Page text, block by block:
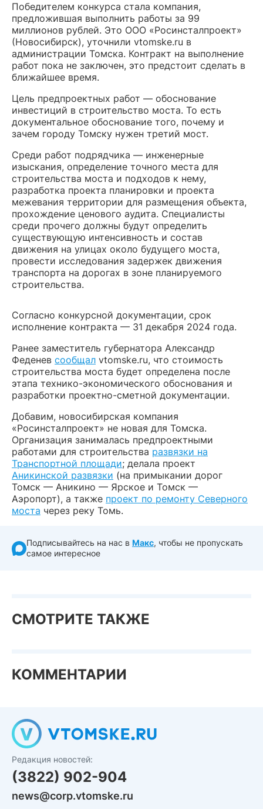
Победителем конкурса стала компания,
предложившая выполнить работы за 99
миллионов рублей. Это ООО «Росинсталпроект»
(Новосибирск), уточнили vtomske.ru в
администрации Томска. Контракт на выполнение
работ пока не заключен, это предстоит сделать в
ближайшее время.
Цель предпроектных работ — обоснование
инвестиций в строительство моста. То есть
документальное обоснование того, почему и
зачем городу Томску нужен третий мост.
Среди работ подрядчика — инженерные
изыскания, определение точного места для
строительства моста и подходов к нему,
разработка проекта планировки и проекта
межевания территории для размещения объекта,
прохождение ценового аудита. Специалисты
среди прочего должны будут определить
существующую интенсивность и состав
движения на улицах около будущего моста,
провести исследования задержек движения
транспорта на дорогах в зоне планируемого
строительства.
Согласно конкурсной документации, срок
исполнение контракта — 31 декабря 2024 года.
Ранее заместитель губернатора Александр
Феденев сообщал vtomske.ru, что стоимость
строительства моста будет определена после
этапа технико-экономического обоснования и
разработки проектно-сметной документации.
Добавим, новосибирская компания
«Росинсталпроект» не новая для Томска.
Организация занималась предпроектными
работами для строительства развязки на
Транспортной площади; делала проект
Аникинской развязки (на примыкании дорог
Томск — Аникино — Ярское и Томск —
Аэропорт), а также проект по ремонту Северного
моста через реку Томь.
Подписывайтесь на нас в Макс, чтобы не пропускать
самое интересное
СМОТРИТЕ ТАКЖЕ
КОММЕНТАРИИ
Редакция новостей:
(3822) 902-904
news@corp.vtomske.ru